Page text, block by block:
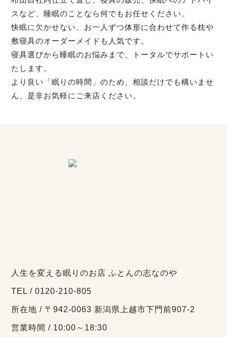
スなど、睡眠のことなら何でもお任せください。
快眠に欠かせない、お一人ずつ体形に合わせて作る枕や
敷寝具のオーダーメイドも人気です。
寝具選びから睡眠のお悩みまで、トータルでサポートい
たします。
より良い「眠りの時間」のため、相談だけでも構いませ
ん、是非お気軽にご来店ください。
人生を変える眠りのお店 ふとんの志なのや
TEL / 0120-210-805
所在地 / 〒942-0063 新潟県上越市下門前907-2
営業時間 / 10:00～18:30